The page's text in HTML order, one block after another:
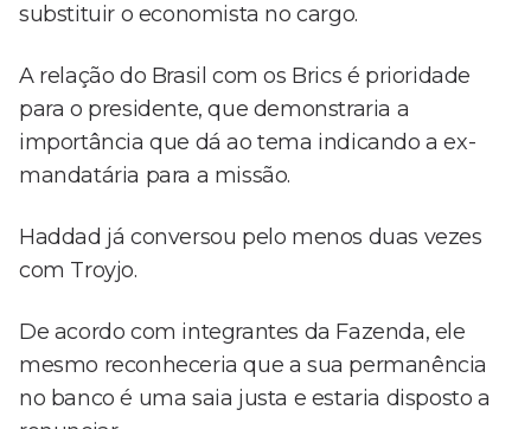
substituir o economista no cargo.
A relação do Brasil com os Brics é prioridade
para o presidente, que demonstraria a
importância que dá ao tema indicando a ex-
mandatária para a missão.
Haddad já conversou pelo menos duas vezes
com Troyjo.
De acordo com integrantes da Fazenda, ele
mesmo reconheceria que a sua permanência
no banco é uma saia justa e estaria disposto a